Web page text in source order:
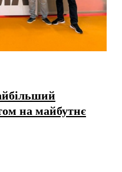
на майбутнє